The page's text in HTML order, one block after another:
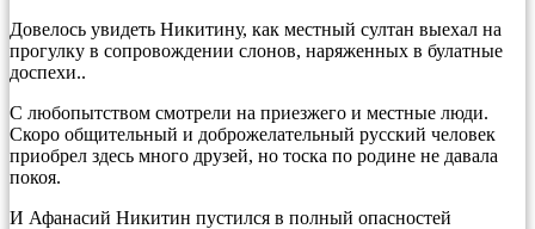
Довелось увидеть Никитину, как местный султан выехал на
прогулку в сопровождении слонов, наряженных в булатные
доспехи..
С любопытством смотрели на приезжего и местные люди.
Скоро общительный и доброжелательный русский человек
приобрел здесь много друзей, но тоска по родине не давала
покоя.
И Афанасий Никитин пустился в полный опасностей